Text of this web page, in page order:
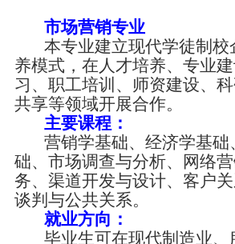
市场营销专业
本专业建立现代学徒制校
养模式，在人才培养、专业
习、职工培训、师资建设、
共享等领域开展合作。
主要课程：
营销学基础、经济学基础
础、市场调查与分析、网络
务、渠道开发与设计、客户
谈判与公共关系。
就业方向：
毕业生可在现代制造业、